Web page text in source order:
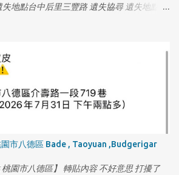
地點台中后里三豐路 遺失協尋 遺失地點：
面有一條勒痕）（青光眼） 連絡電話：0970
金：紅包 5000 元
園市八德區 Bade , Taoyuan ,Budgerigar
桃園市八德區】 轉貼內容 不好意思 打擾了